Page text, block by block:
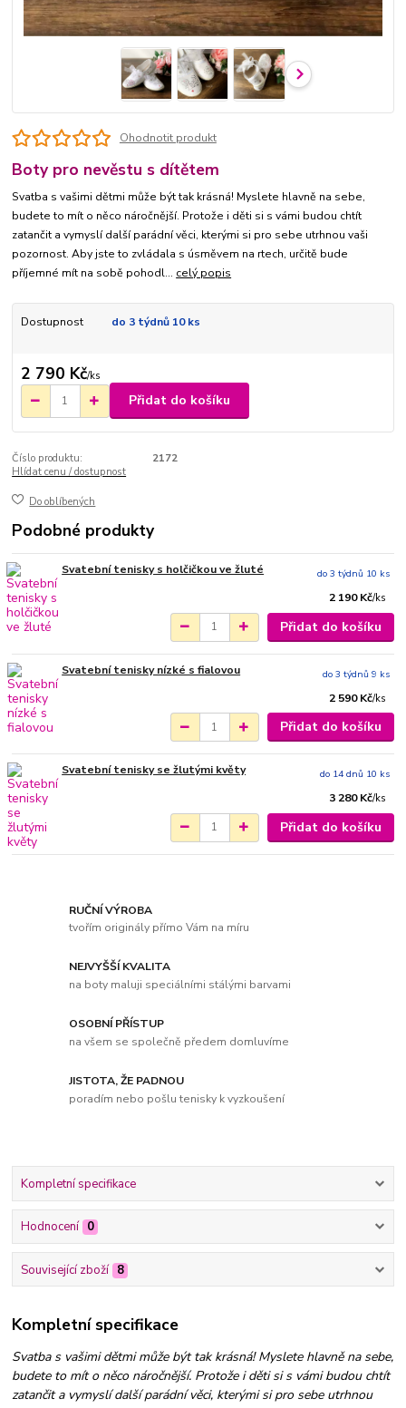
Ohodnotit produkt
Boty pro nevěstu s dítětem
Svatba s vašimi dětmi může být tak krásná! Myslete hlavně na sebe,
budete to mít o něco náročnější. Protože i děti si s vámi budou chtít
zatančit a vymyslí další parádní věci, kterými si pro sebe utrhnou vaši
pozornost. Aby jste to zvládala s úsměvem na rtech, určitě bude
příjemné mít na sobě pohodl... celý popis
Dostupnost do 3 týdnů 10 ks
2 790 Kč/ks
Přidat do košíku
Číslo produktu:
2172
Hlídat cenu / dostupnost
Do oblíbených
Podobné produkty
Svatební tenisky s holčičkou ve žluté
2 190 Kč/ks
do 3 týdnů 10 ks
Přidat do košíku
Svatební tenisky nízké s fialovou
2 590 Kč/ks
do 3 týdnů 9 ks
Přidat do košíku
Svatební tenisky se žlutými květy
3 280 Kč/ks
do 14 dnů 10 ks
Přidat do košíku
RUČNÍ VÝROBA
tvořím originály přímo Vám na míru
NEJVYŠŠÍ KVALITA
na boty maluji speciálními stálými barvami
OSOBNÍ PŘÍSTUP
na všem se společně předem domluvíme
JISTOTA, ŽE PADNOU
poradím nebo pošlu tenisky k vyzkoušení
Kompletní specifikace
Hodnocení 0
Související zboží 8
Kompletní specifikace
Svatba s vašimi dětmi může být tak krásná! Myslete hlavně na sebe,
budete to mít o něco náročnější. Protože i děti si s vámi budou chtít
zatančit a vymyslí další parádní věci, kterými si pro sebe utrhnou